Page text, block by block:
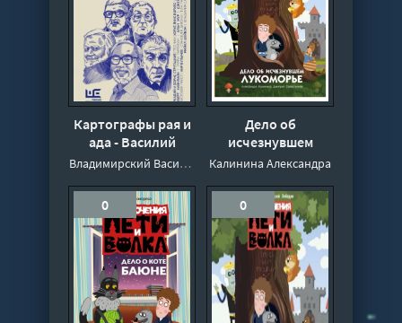
Картографы рая и
ада - Василий
ВладимирскийВладимирский Василий
Дело об
исчезнувшем
Лукоморье -
Калинина,
Дмитрий
Севастьянов
Калинина Александра
0 0